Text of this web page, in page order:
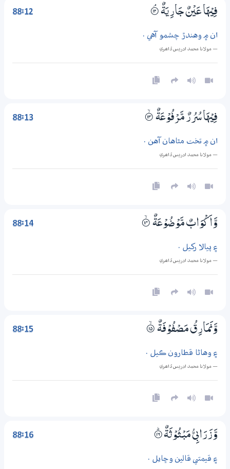
88:12 فِيْهَا عَيْنٌ جَارِيَةٌ ۝ۘ12
ان ۾ وهندڙ چشمو آهي .
— مولانا محمد ادريس ڏاھري
88:13 فِيْهَا سُرُرٌ مَّرْفُوْعَةٌ ۝ۙ13
ان ۾ تخت مٿاهان آهن .
— مولانا محمد ادريس ڏاھري
88:14 وَّاَكْوَابٌ مَّوْضُوْعَةٌ ۝ۙ14
۽ پيالا رکيل .
— مولانا محمد ادريس ڏاھري
88:15 وَّنَمَارِقُ مَصْفُوْفَةٌ ۝ۙ15
۽ وهاڻا قطارون ڪيل .
— مولانا محمد ادريس ڏاھري
88:16 وَّزَرَابِيُّ مَبْثُوْثَةٌ ۝ۭ16
۽ قيمتي قالين وڇايل .